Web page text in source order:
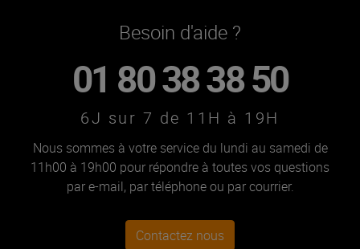
Besoin d'aide ?
01 80 38 38 50
6J sur 7 de 11H à 19H
Nous sommes à votre service du lundi au samedi de
11h00 à 19h00 pour répondre à toutes vos questions
par e-mail, par téléphone ou par courrier.
Contactez nous